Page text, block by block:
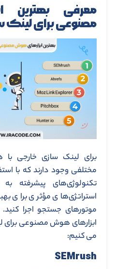
معرفی بهترین
مصنوعی برای لینک
برای لینک‌ سازی خارجی
مختلفی وجود دارند که با
تکنولوژی‌های پیشرفته
استراتژی‌های مؤثری برای
موتورهای جستجو اجرا کنید.
ابزارهای هوش مصنوعی برای
می‌ کنیم:
SEMrush